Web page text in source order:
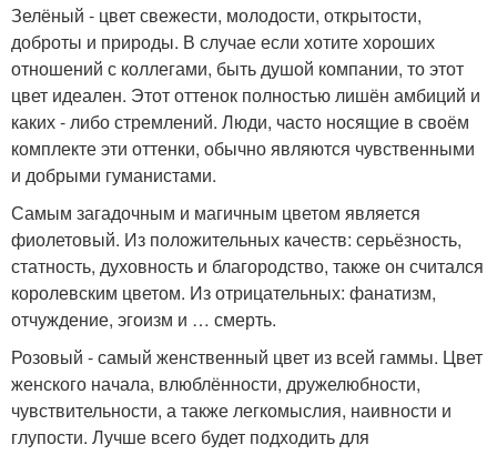
Зелёный - цвет свежести, молодости, открытости,
доброты и природы. В случае если хотите хороших
отношений с коллегами, быть душой компании, то этот
цвет идеален. Этот оттенок полностью лишён амбиций и
каких - либо стремлений. Люди, часто носящие в своём
комплекте эти оттенки, обычно являются чувственными
и добрыми гуманистами.
Самым загадочным и магичным цветом является
фиолетовый. Из положительных качеств: серьёзность,
статность, духовность и благородство, также он считался
королевским цветом. Из отрицательных: фанатизм,
отчуждение, эгоизм и … смерть.
Розовый - самый женственный цвет из всей гаммы. Цвет
женского начала, влюблённости, дружелюбности,
чувствительности, а также легкомыслия, наивности и
глупости. Лучше всего будет подходить для